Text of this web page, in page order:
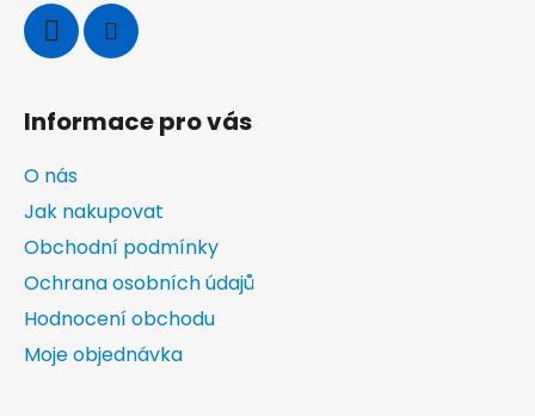
Informace pro vás
O nás
Jak nakupovat
Obchodní podmínky
Ochrana osobních údajů
Hodnocení obchodu
Moje objednávka